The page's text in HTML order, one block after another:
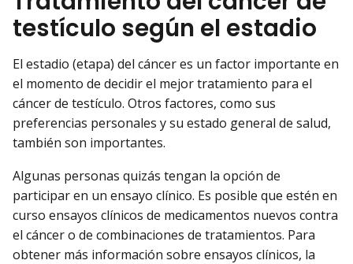
testículo según el estadio
El estadio (etapa) del cáncer es un factor importante en
el momento de decidir el mejor tratamiento para el
cáncer de testículo. Otros factores, como sus
preferencias personales y su estado general de salud,
también son importantes.
Algunas personas quizás tengan la opción de
participar en un ensayo clínico. Es posible que estén en
curso ensayos clínicos de medicamentos nuevos contra
el cáncer o de combinaciones de tratamientos. Para
obtener más información sobre ensayos clínicos, la